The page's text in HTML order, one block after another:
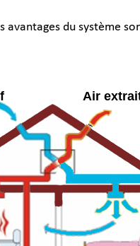
du système sont
Air extrait